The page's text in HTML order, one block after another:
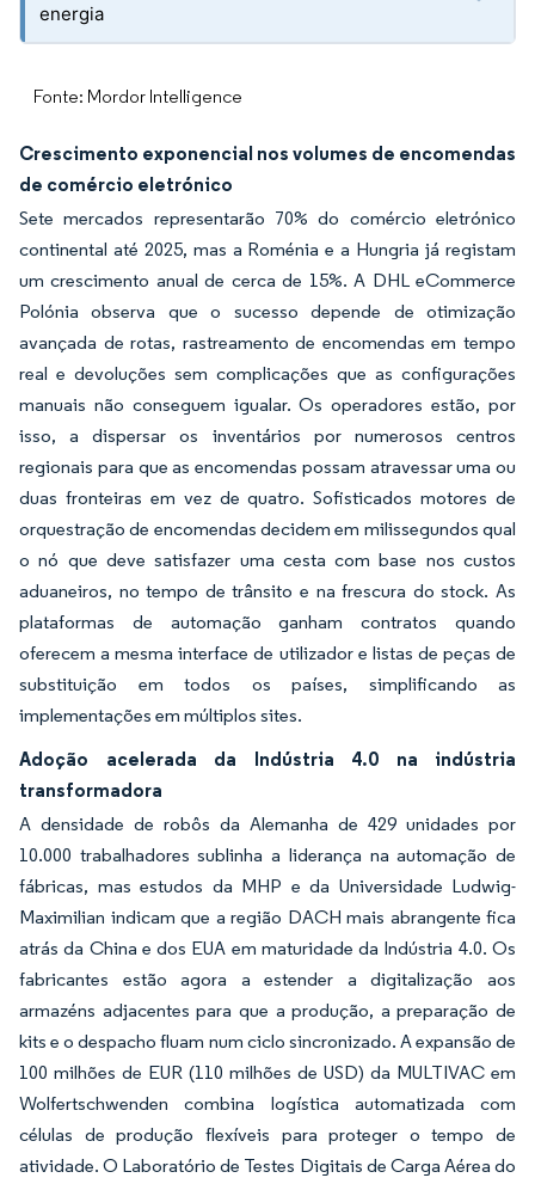
energia
Fonte: Mordor Intelligence
Crescimento exponencial nos volumes de encomendas
de comércio eletrónico
Sete mercados representarão 70% do comércio eletrónico
continental até 2025, mas a Roménia e a Hungria já registam
um crescimento anual de cerca de 15%. A DHL eCommerce
Polónia observa que o sucesso depende de otimização
avançada de rotas, rastreamento de encomendas em tempo
real e devoluções sem complicações que as configurações
manuais não conseguem igualar. Os operadores estão, por
isso, a dispersar os inventários por numerosos centros
regionais para que as encomendas possam atravessar uma ou
duas fronteiras em vez de quatro. Sofisticados motores de
orquestração de encomendas decidem em milissegundos qual
o nó que deve satisfazer uma cesta com base nos custos
aduaneiros, no tempo de trânsito e na frescura do stock. As
plataformas de automação ganham contratos quando
oferecem a mesma interface de utilizador e listas de peças de
substituição em todos os países, simplificando as
implementações em múltiplos sites.
Adoção acelerada da Indústria 4.0 na indústria
transformadora
A densidade de robôs da Alemanha de 429 unidades por
10.000 trabalhadores sublinha a liderança na automação de
fábricas, mas estudos da MHP e da Universidade Ludwig-
Maximilian indicam que a região DACH mais abrangente fica
atrás da China e dos EUA em maturidade da Indústria 4.0. Os
fabricantes estão agora a estender a digitalização aos
armazéns adjacentes para que a produção, a preparação de
kits e o despacho fluam num ciclo sincronizado. A expansão de
100 milhões de EUR (110 milhões de USD) da MULTIVAC em
Wolfertschwenden combina logística automatizada com
células de produção flexíveis para proteger o tempo de
atividade. O Laboratório de Testes Digitais de Carga Aérea do